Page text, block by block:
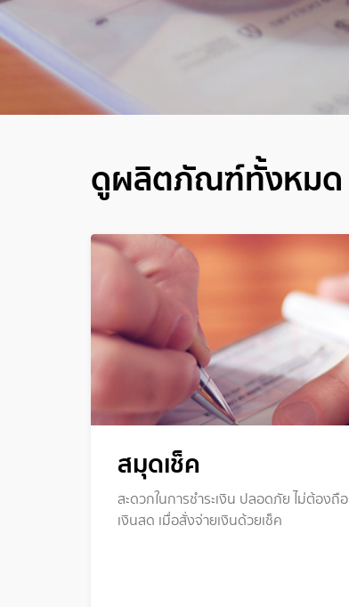
ดูผลิตภัณฑ์ทั้งหมด
สมุดเช็ค
สะดวกในการชำระเงิน ปลอดภัย ไม่ต้องถือ
เงินสด เมื่อสั่งจ่ายเงินด้วยเช็ค